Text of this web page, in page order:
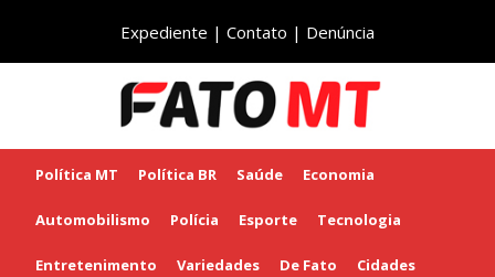
Expediente | Contato | Denúncia
Política MT Política BR Saúde Economia
Automobilismo Polícia Esporte Tecnologia
Entretenimento Variedades De Fato Cidades